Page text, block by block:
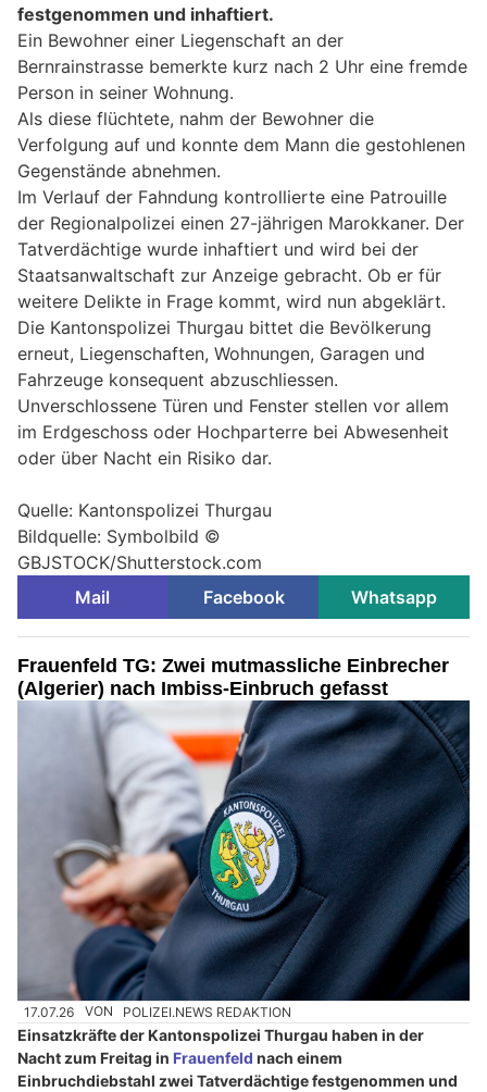
festgenommen und inhaftiert.
Ein Bewohner einer Liegenschaft an der
Bernrainstrasse bemerkte kurz nach 2 Uhr eine fremde
Person in seiner Wohnung.
Als diese flüchtete, nahm der Bewohner die
Verfolgung auf und konnte dem Mann die gestohlenen
Gegenstände abnehmen.
Im Verlauf der Fahndung kontrollierte eine Patrouille
der Regionalpolizei einen 27-jährigen Marokkaner. Der
Tatverdächtige wurde inhaftiert und wird bei der
Staatsanwaltschaft zur Anzeige gebracht. Ob er für
weitere Delikte in Frage kommt, wird nun abgeklärt.
Die Kantonspolizei Thurgau bittet die Bevölkerung
erneut, Liegenschaften, Wohnungen, Garagen und
Fahrzeuge konsequent abzuschliessen.
Unverschlossene Türen und Fenster stellen vor allem
im Erdgeschoss oder Hochparterre bei Abwesenheit
oder über Nacht ein Risiko dar.
Quelle: Kantonspolizei Thurgau
Bildquelle: Symbolbild ©
GBJSTOCK/Shutterstock.com
Mail
Facebook Whatsapp
Frauenfeld TG: Zwei mutmassliche Einbrecher
(Algerier) nach Imbiss-Einbruch gefasst
17.07.26 VON POLIZEI.NEWS REDAKTION
Einsatzkräfte der Kantonspolizei Thurgau haben in der
Nacht zum Freitag in Frauenfeld nach einem
Einbruchdiebstahl zwei Tatverdächtige festgenommen und